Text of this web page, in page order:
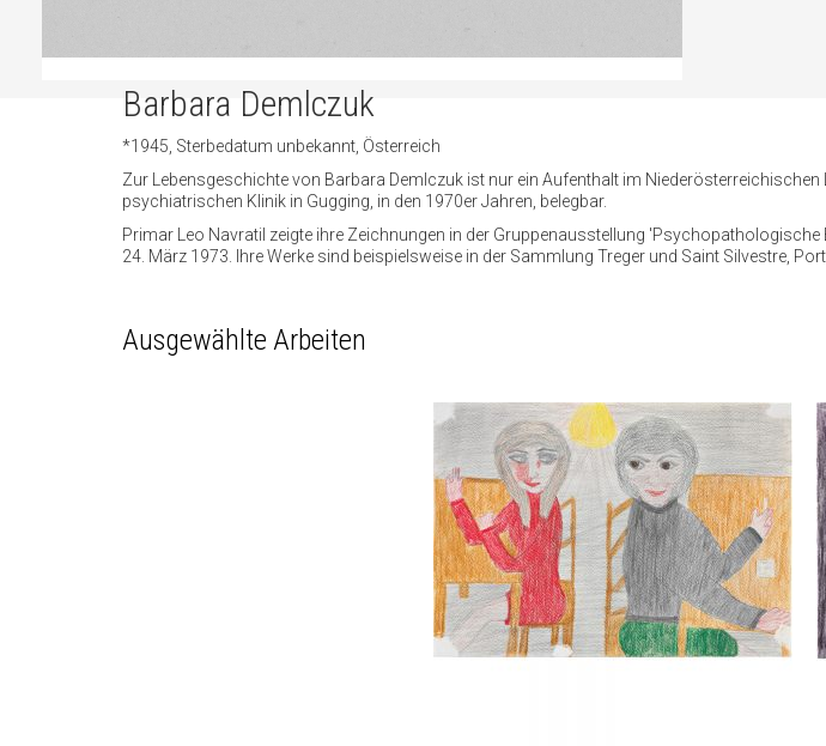
Barbara Demlczuk
*1945, Sterbedatum unbekannt, Österreich
Zur Lebensgeschichte von Barbara Demlczuk ist nur ein Aufenthalt im
psychiatrischen Klinik in Gugging, in den 1970er Jahren, belegbar.
Primar Leo Navratil zeigte ihre Zeichnungen in der Gruppenausstellung
24. März 1973. Ihre Werke sind beispielsweise in der Sammlung Treger und Saint Silvestre,
Ausgewählte Arbeiten